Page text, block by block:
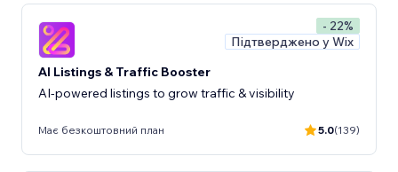
- 22%
Підтверджено у Wix
AI Listings & Traffic Booster
AI-powered listings to grow traffic & visibility
Має безкоштовний план 5.0(139)